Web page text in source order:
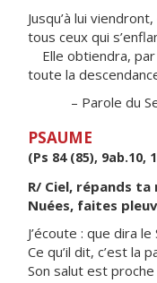
Jusqu’à lui
tous ceux qui
Elle obtiendra, par
toute la
– Parole du
PSAUME
(Ps 84 (85), 9ab.10,
R/ Ciel, répands ta
Nuées, faites
J’écoute : que dira
Ce qu’il dit, c’est la
Son salut est